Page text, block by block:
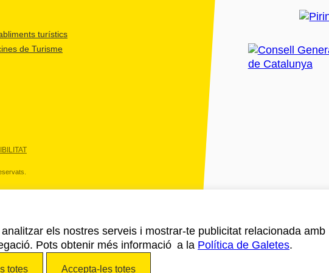
turístics
de Turisme
els nostres serveis i mostrar-te publicitat relacionada
Pots obtenir més informació a la Política de Galetes.
totes Accepta-les totes